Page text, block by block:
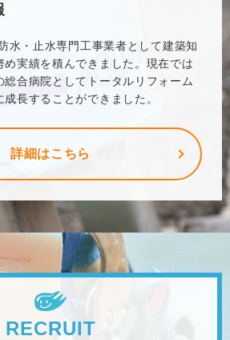
水・止水専門工事業者として建築知
め実績を積んできました。現在では
総合病院としてトータルリフォーム
長することができました。
詳細はこちら
RECRUIT